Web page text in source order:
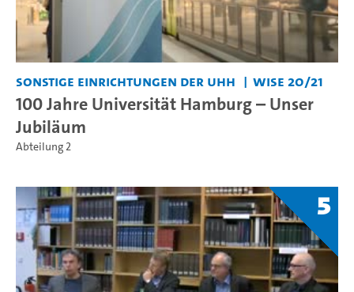
Sonstige Einrichtungen der UHH WiSe 20/21
100 Jahre Universität Hamburg – Unser
Jubiläum
Abteilung 2
5